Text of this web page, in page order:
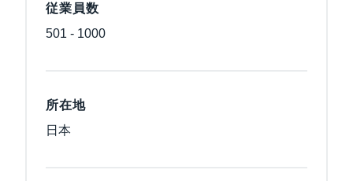
従業員数
501 - 1000
所在地
日本